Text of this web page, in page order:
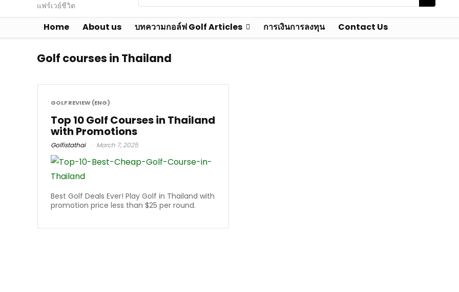
แฟร์เวย์ชีวิต
Home About us บทความกอล์ฟ Golf Articles การเงินการลงทุน Contact Us
Golf courses in Thailand
GOLF REVIEW (ENG)
Top 10 Golf Courses in Thailand
with Promotions
Golfistathai March 7, 2025
Best Golf Deals Ever! Play Golf in Thailand with
promotion price less than $25 per round.